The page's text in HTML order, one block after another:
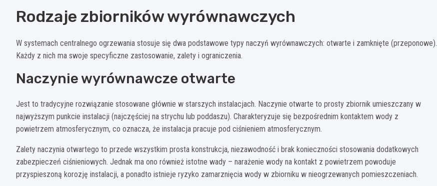
Rodzaje zbiorników wyrównawczych
W systemach centralnego ogrzewania stosuje się dwa podstawowe typy naczyń wyrównawczych: otwarte i zamknięte (przeponowe).
Każdy z nich ma swoje specyficzne zastosowanie, zalety i ograniczenia.
Naczynie wyrównawcze otwarte
Jest to tradycyjne rozwiązanie stosowane głównie w starszych instalacjach. Naczynie otwarte to prosty zbiornik umieszczany w
najwyższym punkcie instalacji (najczęściej na strychu lub poddaszu). Charakteryzuje się bezpośrednim kontaktem wody z
powietrzem atmosferycznym, co oznacza, że instalacja pracuje pod ciśnieniem atmosferycznym.
Zalety naczynia otwartego to przede wszystkim prosta konstrukcja, niezawodność i brak konieczności stosowania dodatkowych
zabezpieczeń ciśnieniowych. Jednak ma ono również istotne wady – narażenie wody na kontakt z powietrzem powoduje
przyspieszoną korozję instalacji, a ponadto istnieje ryzyko zamarznięcia wody w zbiorniku w nieogrzewanych pomieszczeniach.